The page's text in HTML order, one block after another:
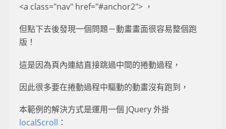
<a class="nav" href="#anchor2"> ，
但點下去後發現一個問題－動畫畫面很容易整個跑
版！
這是因為頁內連結直接跳過中間的捲動過程，
因此很多要在捲動過程中驅動的動畫沒有跑到，
本範例的解決方式是運用一個 JQuery 外掛
localScroll ：